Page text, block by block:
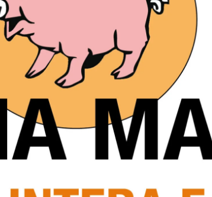
e alle ore 13.15 (Gym con Benedetta);
e venerdì 3 gennaio, alle ore 11.30 (Gym
le prenotazioni per le attività di
(telefono 075.8550785) e non tramite
le attività della piscina comunale
di acquatifness potranno essere di nuovo
article